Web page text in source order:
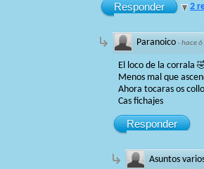
Responder 2
Paranoico ·hace 6
El loco de la corrala
Menos mal que
Ahora tocaras os
Cas fichajes
Responder
Asuntos